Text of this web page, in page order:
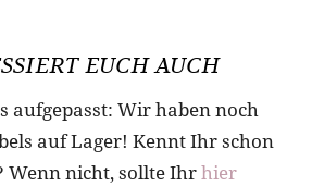
EUCH AUCH
aufgepasst: Wir haben noch
auf Lager! Kennt Ihr schon
Wenn nicht, sollte Ihrhier